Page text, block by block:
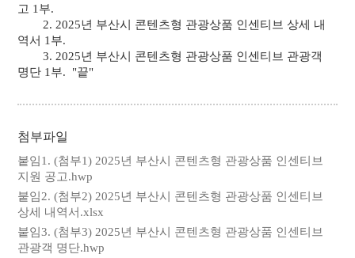
알림마당
관광안내소
고 1부.
2. 2025년 부산시 콘텐츠형 관광상품 인센티브 상세 내
역서 1부.
3. 2025년 부산시 콘텐츠형 관광상품 인센티브 관광객
명단 1부. "끝"
첨부파일
붙임1. (첨부1) 2025년 부산시 콘텐츠형 관광상품 인센티브
지원 공고.hwp
붙임2. (첨부2) 2025년 부산시 콘텐츠형 관광상품 인센티브
상세 내역서.xlsx
붙임3. (첨부3) 2025년 부산시 콘텐츠형 관광상품 인센티브
관광객 명단.hwp